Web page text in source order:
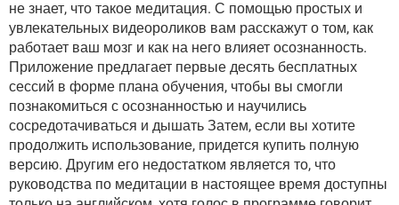
не знает, что такое медитация. С помощью простых и
увлекательных видеороликов вам расскажут о том, как
работает ваш мозг и как на него влияет осознанность.
Приложение предлагает первые десять бесплатных
сессий в форме плана обучения, чтобы вы смогли
познакомиться с осознанностью и научились
сосредотачиваться и дышать Затем, если вы хотите
продолжить использование, придется купить полную
версию. Другим его недостатком является то, что
руководства по медитации в настоящее время доступны